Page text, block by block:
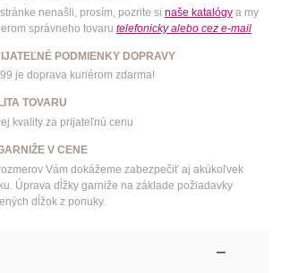
nenašli, prosím, pozrite si naše katalógy a my
správneho tovaru telefonicky alebo cez e-mail
PODMIENKY DOPRAVY
je doprava kuriérom zdarma!
TOVARU
kvality za prijateľnú cenu
V CENE
Vám dokážeme zabezpečiť aj akúkoľvek
Úprava dĺžky garniže na základe požiadavky
dĺžok z ponuky.